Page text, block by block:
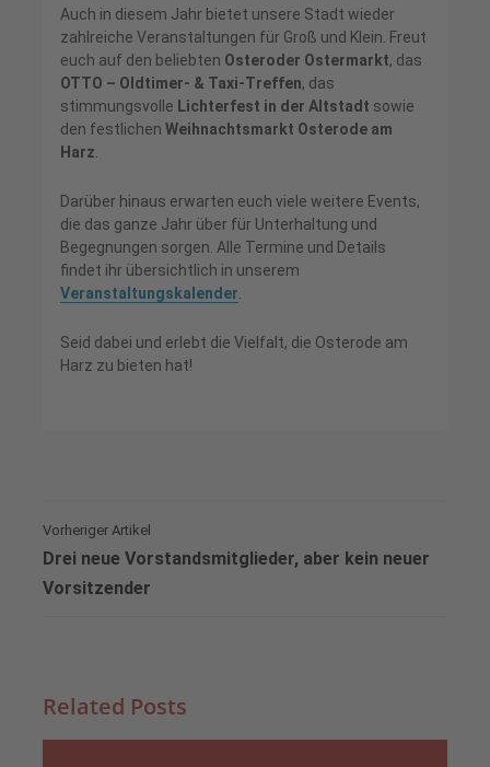
Auch in diesem Jahr bietet unsere Stadt wieder
zahlreiche Veranstaltungen für Groß und Klein. Freut
euch auf den beliebten Osteroder Ostermarkt, das
OTTO – Oldtimer- & Taxi-Treffen, das
stimmungsvolle Lichterfest in der Altstadt sowie
den festlichen Weihnachtsmarkt Osterode am
Harz
Darüber hinaus erwarten euch viele weitere Events,
die das ganze Jahr über für Unterhaltung und
Begegnungen sorgen. Alle Termine und Details
findet ihr übersichtlich in unserem
Veranstaltungskalender
Seid dabei und erlebt die Vielfalt, die Osterode am
Harz zu bieten hat!
Vorheriger Artikel
Drei neue Vorstandsmitglieder, aber kein neuer
Vorsitzender
Related Posts